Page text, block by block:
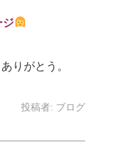
ジ
りがとう。
投稿者: ブログ